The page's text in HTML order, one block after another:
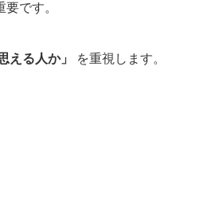
です。
える人か」 を重視します。